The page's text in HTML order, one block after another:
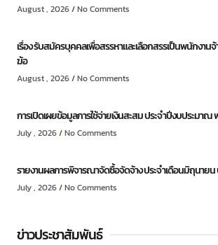
August , 2026 No Comments
เรื่อง รับสมัครบุคคลเพื่อสรรหาและเลือกสรรเป็นพนักงาน
ฆ้อ
August , 2026 No Comments
การเปิดเผยข้อมูลการใช้จ่ายเงินสะสม ประจำปีงบประมา
July , 2026 No Comments
รายงานผลการพิจารณาจัดซื้อจัดจ้าง ประจำเดือนมิถุนาย
July , 2026 No Comments
ข่าวประชาสัมพันธ์